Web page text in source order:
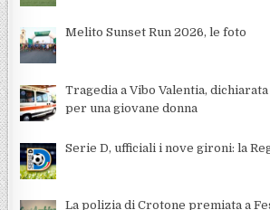
Melito Sunset Run 2026, le foto
Tragedia a Vibo Valentia,
per una giovane donna
Serie D, ufficiali i nove gironi: la
La polizia di Crotone premiata a